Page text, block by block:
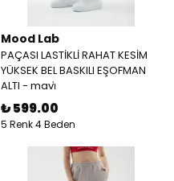
Mood Lab
PAÇASI LASTİKLİ RAHAT KESİM
YÜKSEK BEL BASKILI EŞOFMAN
ALTI - mavi̇
₺ 599.00
5 Renk 4 Beden